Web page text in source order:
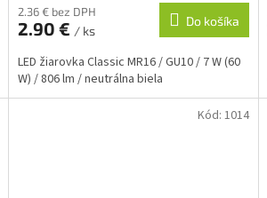
2.36 € bez DPH
2.90 € / ks
Do košíka
LED žiarovka Classic MR16 / GU10 / 7 W (60
W) / 806 lm / neutrálna biela
Kód: 1014